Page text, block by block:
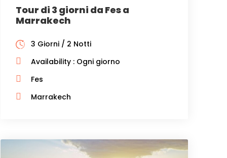
Tour di 3 giorni da Fes a
Marrakech
3 Giorni / 2 Notti
Availability : Ogni giorno
Fes
Marrakech